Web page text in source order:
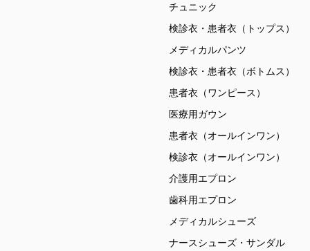
チュニック
検診衣・患者衣（トップス）
メディカルパンツ
検診衣・患者衣（ボトムス）
患者衣（ワンピース）
医療用ガウン
患者衣（オールインワン）
検診衣（オールインワン）
介護用エプロン
歯科用エプロン
メディカルシューズ
ナースシューズ・サンダル